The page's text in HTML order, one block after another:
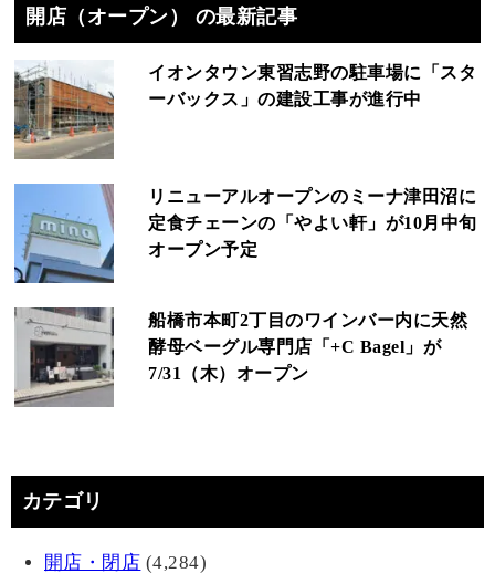
開店（オープン） の最新記事
イオンタウン東習志野の駐車場に「スタ
ーバックス」の建設工事が進行中
リニューアルオープンのミーナ津田沼に
定食チェーンの「やよい軒」が10月中旬
オープン予定
船橋市本町2丁目のワインバー内に天然
酵母ベーグル専門店「+C Bagel」が
7/31（木）オープン
カテゴリ
開店・閉店 (4,284)